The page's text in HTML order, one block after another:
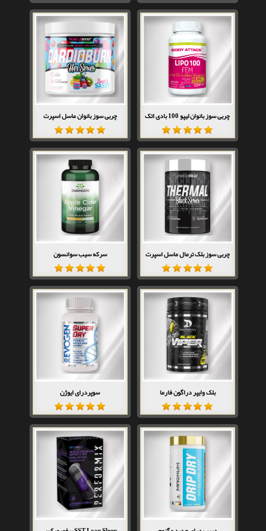
چربی سوز بانوان لیپو 100 بادی اتک چربی سوز بانوان ماسل اسپرت
چربی سوز بلک ترمال ماسل اسپرت سرکه سیب سوانسون
بلک وایپر دراگون فارما سوپردرای ایوژن